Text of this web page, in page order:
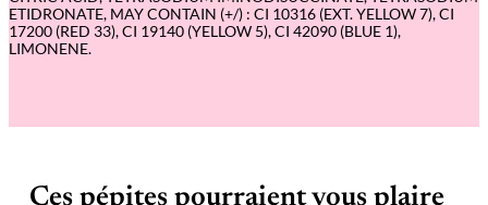
ETIDRONATE, MAY CONTAIN (+/) : CI 10316 (EXT. YELLOW 7), CI
17200 (RED 33), CI 19140 (YELLOW 5), CI 42090 (BLUE 1),
LIMONENE.
Ces pépites pourraient vous plaire